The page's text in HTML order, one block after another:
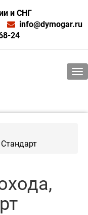
и СНГ
info@dymogar.ru
24